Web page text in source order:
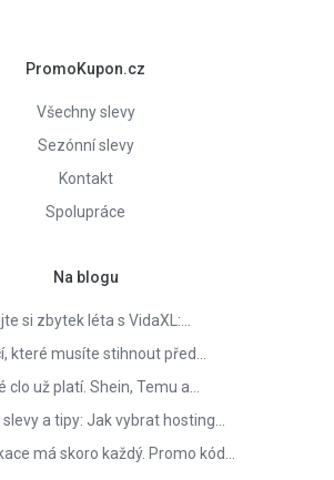
PromoKupon.cz
Všechny slevy
Sezónní slevy
Kontakt
Spolupráce
Na blogu
si zbytek léta s VidaXL:…
které musíte stihnout před…
clo už platí. Shein, Temu a…
slevy a tipy: Jak vybrat hosting…
má skoro každý. Promo kód…